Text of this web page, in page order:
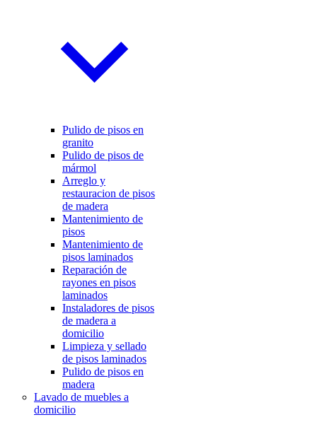
Pulido de pisos en
granito
Pulido de pisos de
mármol
Arreglo y
restauracion de pisos
de madera
Mantenimiento de
pisos
Mantenimiento de
pisos laminados
Reparación de
rayones en pisos
laminados
Instaladores de pisos
de madera a
domicilio
Limpieza y sellado
de pisos laminados
Pulido de pisos en
madera
Lavado de muebles a
domicilio